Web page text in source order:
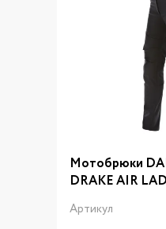
Мотобрюки
DRAKE AIR
Артикул